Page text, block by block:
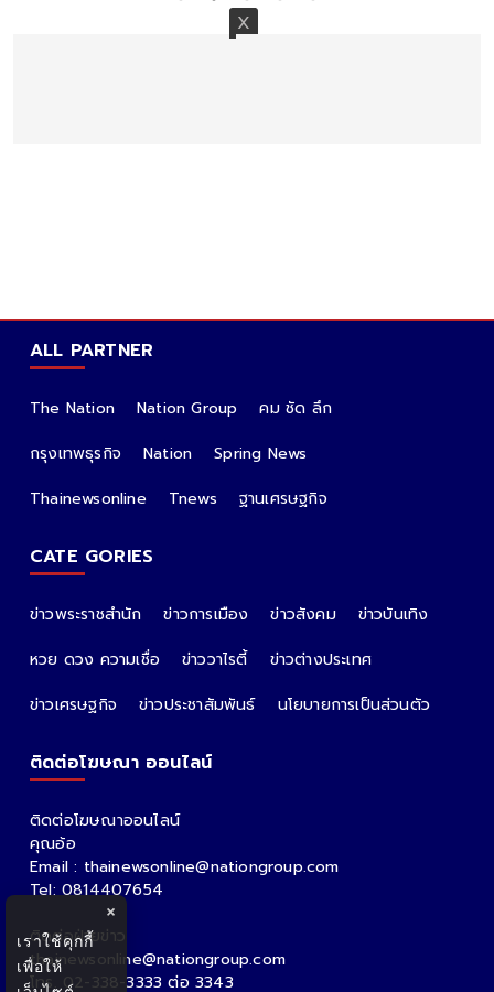
ALL PARTNER
The Nation Nation Group
คม ชัด ลึก
กรุงเทพธุรกิจ
Nation
Spring News
Thainewsonline
Tnews ฐานเศรษฐกิจ
CATE GORIES
ข่าวพระราชสำนัก ข่าวการเมือง ข่าวสังคม
ข่าวบันเทิง
หวย ดวง ความเชื่อ
ข่าววาไรตี้
ข่าวต่างประเทศ
ข่าวเศรษฐกิจ
ข่าวประชาสัมพันธ์ นโยบายการเป็นส่วนตัว
ติดต่อโฆษณา ออนไลน์
ติดต่อโฆษณาออนไลน์
คุณอ้อ
Email : thainewsonline@nationgroup.com
Tel: 0814407654
ติดต่อฝ่ายข่าว
thainewsonline@nationgroup.com
โทร. 02-338-3333 ต่อ 3343
×
เราใช้คุกกี้
เพื่อให้